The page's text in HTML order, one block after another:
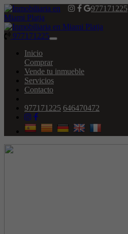
977171225
977171225
Toggle
Inicio
Comprar
Vende tu inmueble
Servicios
Contacto
977171225 646470472